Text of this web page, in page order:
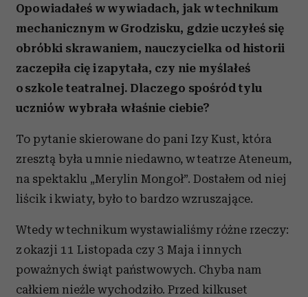
Opowiadałeś w wywiadach, jak w technikum
mechanicznym w Grodzisku, gdzie uczyłeś się
obróbki skrawaniem, nauczycielka od historii
zaczepiła cię i zapytała, czy nie myślałeś
o szkole teatralnej. Dlaczego spośród tylu
uczniów wybrała właśnie ciebie?
To pytanie skierowane do pani Izy Kust, która
zresztą była u mnie niedawno, w teatrze Ateneum,
na spektaklu „Merylin Mongoł”. Dostałem od niej
liścik i kwiaty, było to bardzo wzruszające.
Wtedy w technikum wystawialiśmy różne rzeczy:
z okazji 11 Listopada czy 3 Maja i innych
poważnych świąt państwowych. Chyba nam
całkiem nieźle wychodziło. Przed kilkuset